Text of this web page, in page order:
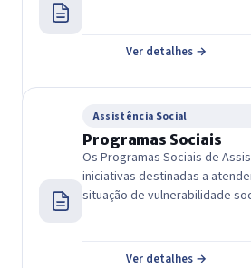
Ver detalhes →
Assistência Social
Programas Sociais
Os Programas Sociais de
iniciativas destinadas a
situação de vulnerabilidade
Ver detalhes →